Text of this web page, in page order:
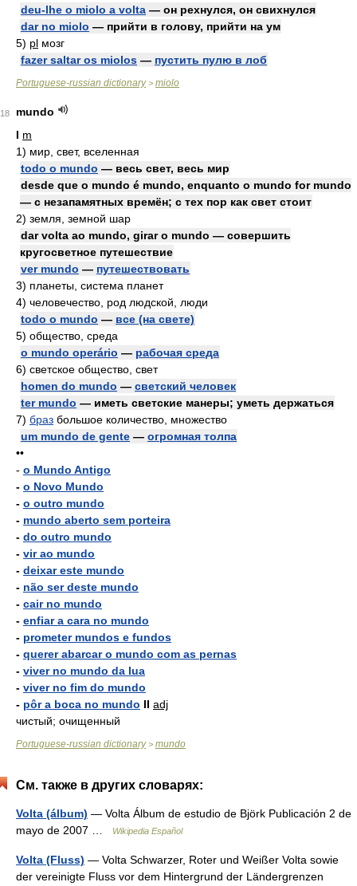
deu-lhe o miolo a volta — он рехнулся, он свихнулся
dar no miolo — прийти в голову, прийти на ум
5) pl мозг
fazer saltar os miolos — пустить пулю в лоб
Portuguese-russian dictionary> miolo
18
mundo
I m
1) мир, свет, вселенная
todo o mundo — весь свет, весь мир
desde que o mundo é mundo, enquanto o mundo for mundo
— с незапамятных времён; с тех пор как свет стоит
2) земля, земной шар
dar volta ao mundo, girar o mundo — совершить
кругосветное путешествие
ver mundo — путешествовать
3) планеты, система планет
4) человечество, род людской, люди
todo o mundo — все (на свете)
5) общество, среда
o mundo operário — рабочая среда
6) светское общество, свет
homen do mundo — светский человек
ter mundo — иметь светские манеры; уметь держаться
7) браз большое количество, множество
um mundo de gente — огромная толпа
••
- o Mundo Antigo
- o Novo Mundo
- o outro mundo
- mundo aberto sem porteira
- do outro mundo
- vir ao mundo
- deixar este mundo
- não ser deste mundo
- cair no mundo
- enfiar a cara no mundo
- prometer mundos e fundos
- querer abarcar o mundo com as pernas
- viver no mundo da lua
- viver no fim do mundo
- pôr a boca no mundo II adj
чистый; очищенный
Portuguese-russian dictionary> mundo
См. также в других словарях:
Volta (álbum) — Volta Álbum de estudio de Björk Publicación 2 de
mayo de 2007 …
Wikipedia Español
Volta (Fluss) — Volta Schwarzer, Roter und Weißer Volta sowie
der vereinigte Fluss vor dem Hintergrund der Ländergrenzen